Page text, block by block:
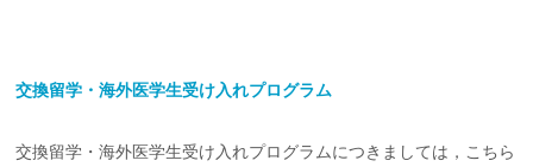
交換留学・海外医学生受け入れプログラム
交換留学・海外医学生受け入れプログラムにつきましては，こちら